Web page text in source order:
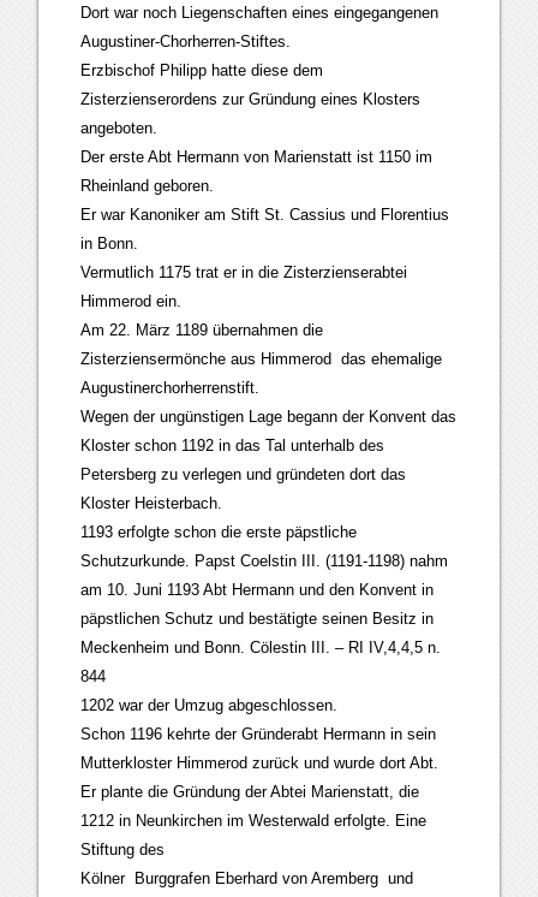
Dort war noch Liegenschaften eines eingegangenen
Augustiner-Chorherren-Stiftes.
Erzbischof Philipp hatte diese dem
Zisterzienserordens zur Gründung eines Klosters
angeboten.
Der erste Abt Hermann von Marienstatt ist 1150 im
Rheinland geboren.
Er war Kanoniker am Stift St. Cassius und Florentius
in Bonn.
Vermutlich 1175 trat er in die Zisterzienserabtei
Himmerod ein.
Am 22. März 1189 übernahmen die
Zisterziensermönche aus Himmerod das ehemalige
Augustinerchorherrenstift.
Wegen der ungünstigen Lage begann der Konvent das
Kloster schon 1192 in das Tal unterhalb des
Petersberg zu verlegen und gründeten dort das
Kloster Heisterbach.
1193 erfolgte schon die erste päpstliche
Schutzurkunde. Papst Coelstin III. (1191-1198) nahm
am 10. Juni 1193 Abt Hermann und den Konvent in
päpstlichen Schutz und bestätigte seinen Besitz in
Meckenheim und Bonn. Cölestin III. – RI IV,4,4,5 n.
844
1202 war der Umzug abgeschlossen.
Schon 1196 kehrte der Gründerabt Hermann in sein
Mutterkloster Himmerod zurück und wurde dort Abt.
Er plante die Gründung der Abtei Marienstatt, die
1212 in Neunkirchen im Westerwald erfolgte. Eine
Stiftung des
Kölner Burggrafen Eberhard von Aremberg und